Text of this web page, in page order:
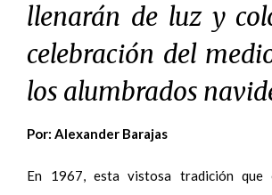
llenarán de luz y
celebración del
los alumbrados
Por: Alexander Barajas
En 1967, esta vistosa tradición que